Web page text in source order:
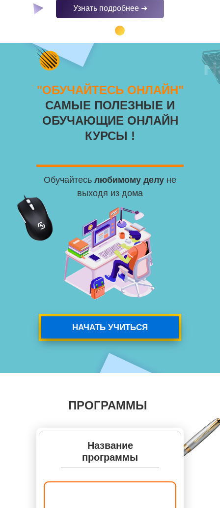
Узнать подробнее ➜
"ОБУЧАЙТЕСЬ ОНЛАЙН"
САМЫЕ ПОЛЕЗНЫЕ И
ОБУЧАЮЩИЕ ОНЛАЙН
КУРСЫ !
Обучайтесь любимому делу не
выходя из дома
НАЧАТЬ УЧИТЬСЯ
ПРОГРАММЫ
Название
программы